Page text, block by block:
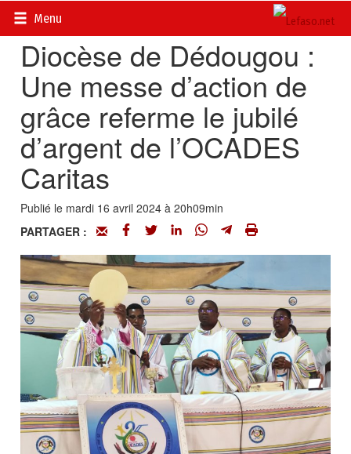
Menu
Accueil>
Diocèse de Dédougou :
Une messe d’action de
grâce referme le jubilé
d’argent de l’OCADES
Caritas
Publié le mardi 16 avril 2024 à 20h09min
PARTAGER :